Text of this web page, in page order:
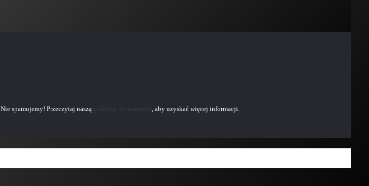
Nie spamujemy! Przeczytaj naszą politykę prywatności, aby uzyskać więcej informacji.